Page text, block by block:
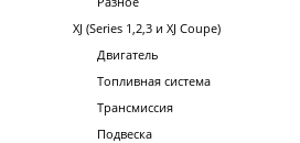
XJ (Series 1,2,3 и XJ Coupe)
Двигатель
Топливная система
Трансмиссия
Подвеска